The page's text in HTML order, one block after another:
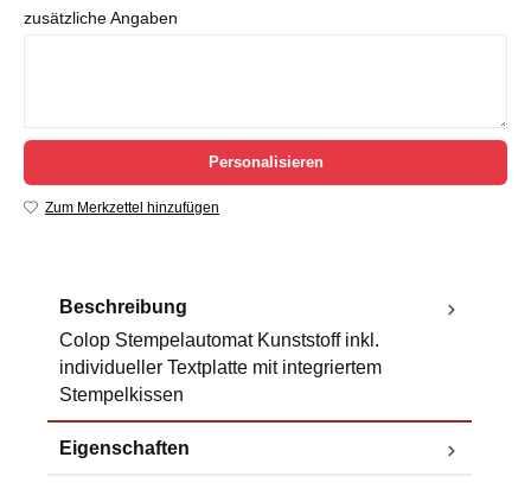
zusätzliche Angaben
Personalisieren
Zum Merkzettel hinzufügen
Beschreibung
Colop Stempelautomat Kunststoff inkl.
individueller Textplatte mit integriertem
Stempelkissen
Eigenschaften